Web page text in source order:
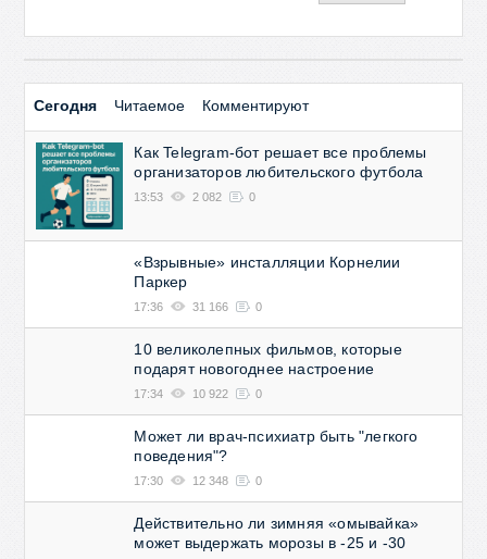
Сегодня Читаемое Комментируют
Как Telegram-бот решает все проблемы
организаторов любительского футбола
13:53 2 082 0
«Взрывные» инсталляции Корнелии
Паркер
17:36 31 166 0
10 великолепных фильмов, которые
подарят новогоднее настроение
17:34 10 922 0
Может ли врач-психиатр быть "легкого
поведения"?
17:30 12 348 0
Действительно ли зимняя «омывайка»
может выдержать морозы в -25 и -30